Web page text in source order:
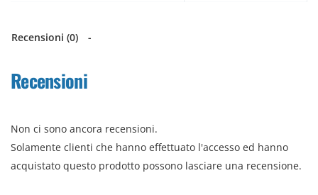
Recensioni (0)
Recensioni
Non ci sono ancora recensioni.
Solamente clienti che hanno effettuato l'accesso ed hanno
acquistato questo prodotto possono lasciare una recensione.